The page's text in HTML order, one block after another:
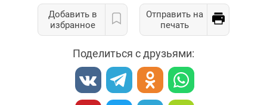
Добавить в
избранное
Отправить на
печать
Поделиться с друзьями: